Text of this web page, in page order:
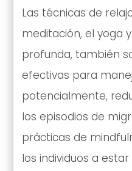
Las técnicas de
meditación, el yoga
profunda, también
efectivas para
potencialmente,
los episodios de
prácticas de
los individuos a